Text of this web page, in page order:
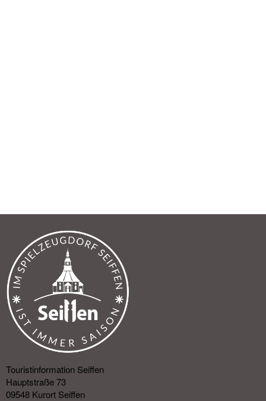
Touristinformation Seiffen
Hauptstraße 73
09548 Kurort Seiffen